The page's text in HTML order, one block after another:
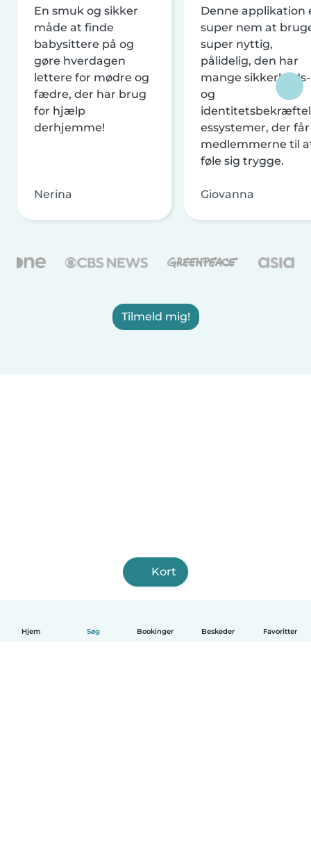
Hjem Søg Bookinger Beskeder Favoritter
En smuk og sikker
måde at finde
babysittere på og
gøre hverdagen
lettere for mødre og
fædre, der har brug
for hjælp
derhjemme!
Nerina
Denne applikation
super nem at
super nyttig,
pålidelig, den har
mange sikkerheds-
og
essystemer, der får
medlemmerne til
føle sig trygge.
Giovanna
Tilmeld mig!
Kort